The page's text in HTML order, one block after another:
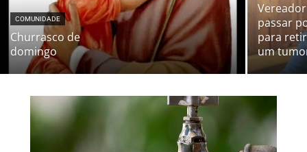
COMUNIDADE
Churrasco de
domingo
passar
para
um